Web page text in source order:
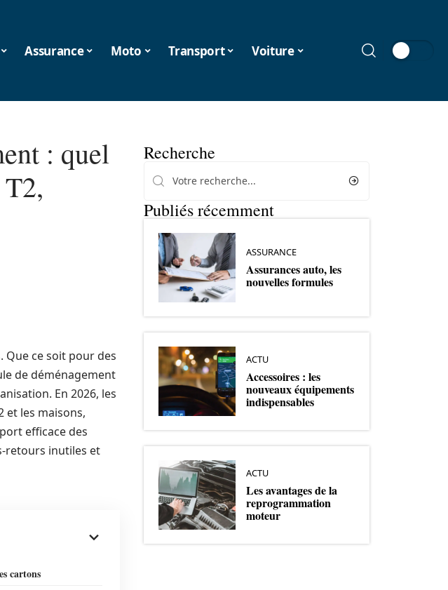
Assurance Moto Transport Voiture
: quel
Que ce soit pour des
de déménagement
En 2026, les
et les maisons,
efficace des
retours inutiles et
cartons
Recherche
Publiés récemment
ASSURANCE
Assurances auto, les
nouvelles formules
ACTU
Accessoires : les
nouveaux équipements
indispensables
ACTU
Les avantages de la
reprogrammation
moteur